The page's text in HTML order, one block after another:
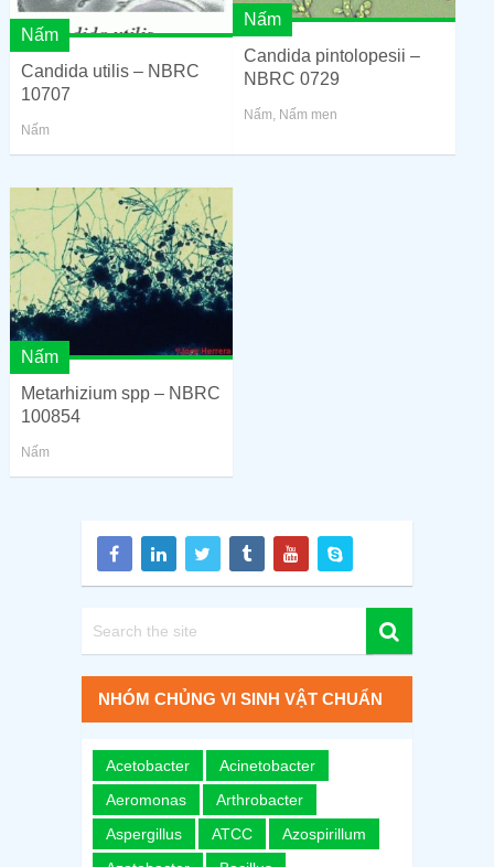
Nấm
Candida utilis – NBRC
10707
Nấm
Nấm
Candida pintolopesii –
NBRC 0729
Nấm Nấm men
Nấm
Metarhizium spp – NBRC
100854
Nấm
NHÓM CHỦNG VI SINH VẬT CHUẨN
Acetobacter
Acinetobacter
Aeromonas
Arthrobacter
Aspergillus
ATCC
Azospirillum